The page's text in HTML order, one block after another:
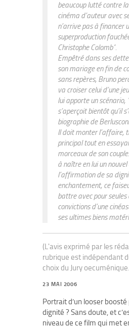
beaucoup lutté contre
cinéma d’auteur avec
n’arrive pas à financer
superproduction
Christophe Colomb".
Empêtré dans ses
son mariage en fin de
sans repères, Bruno
va croiser celui d’une
lui apporte un scénario,
s’aperçoit bientôt qu’il
biographie de
Il doit monter l’affaire,
principal tout en
morceaux de son
à naître en lui un
l’affirmation de sa
enchantement, ce
battre avec pour seules
convictions d’une
ses ultimes biens
(L'avis exprimé par les
rubrique est indépendant
choix du Jury
23 MAI 2006
Portrait d’un looser
dignité ? Sans doute, et
niveau de ce film qui met